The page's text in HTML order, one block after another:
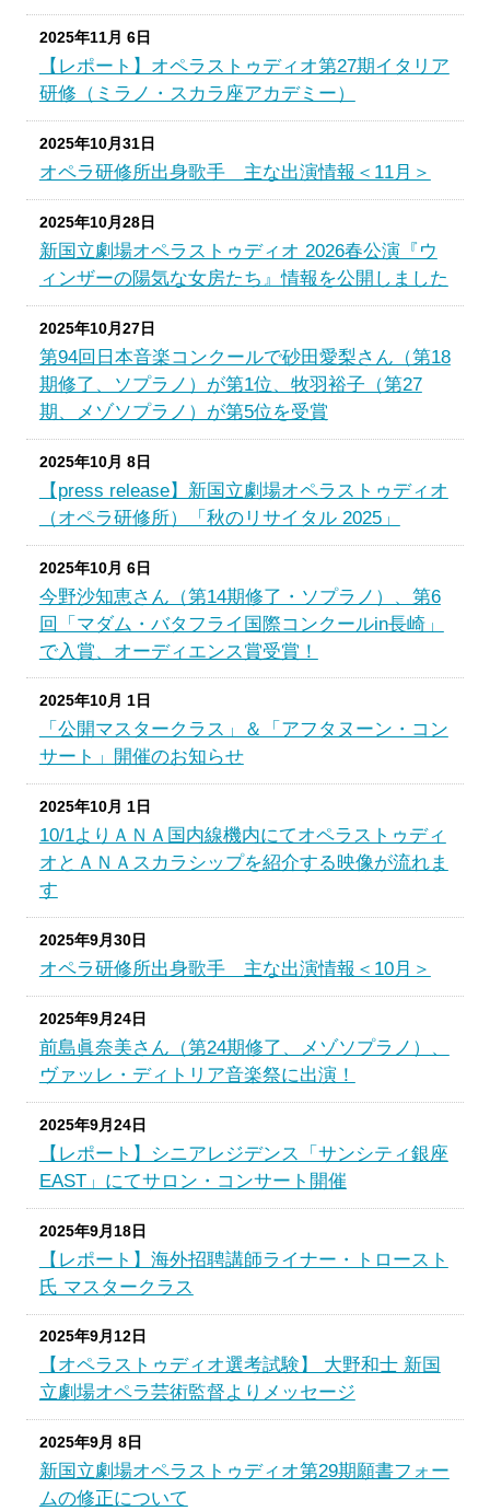
2025年11月 6日
【レポート】オペラストゥディオ第27期イタリア
研修（ミラノ・スカラ座アカデミー）
2025年10月31日
オペラ研修所出身歌手 主な出演情報＜11月＞
2025年10月28日
新国立劇場オペラストゥディオ 2026春公演『ウ
ィンザーの陽気な女房たち』情報を公開しました
2025年10月27日
第94回日本音楽コンクールで砂田愛梨さん（第18
期修了、ソプラノ）が第1位、牧羽裕子（第27
期、メゾソプラノ）が第5位を受賞
2025年10月 8日
【press release】新国立劇場オペラストゥディオ
（オペラ研修所）「秋のリサイタル 2025」
2025年10月 6日
今野沙知恵さん（第14期修了・ソプラノ）、第6
回「マダム・バタフライ国際コンクールin長崎」
で入賞、オーディエンス賞受賞！
2025年10月 1日
「公開マスタークラス」＆「アフタヌーン・コン
サート」開催のお知らせ
2025年10月 1日
10/1よりＡＮＡ国内線機内にてオペラストゥディ
オとＡＮＡスカラシップを紹介する映像が流れま
す
2025年9月30日
オペラ研修所出身歌手 主な出演情報＜10月＞
2025年9月24日
前島眞奈美さん（第24期修了、メゾソプラノ）、
ヴァッレ・ディトリア音楽祭に出演！
2025年9月24日
【レポート】シニアレジデンス「サンシティ銀座
EAST」にてサロン・コンサート開催
2025年9月18日
【レポート】海外招聘講師ライナー・トロースト
氏 マスタークラス
2025年9月12日
【オペラストゥディオ選考試験】 大野和士 新国
立劇場オペラ芸術監督よりメッセージ
2025年9月 8日
新国立劇場オペラストゥディオ第29期願書フォー
ムの修正について